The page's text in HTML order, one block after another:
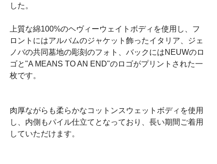
した。
上質な綿100%のヘヴィーウェイトボディを使用し、フ
ロントにはアルバムのジャケット飾ったイタリア、ジェ
ノバの共同墓地の彫刻のフォト、バックにはNEUWのロ
ゴと"A MEANS TO AN END"のロゴがプリントされた一
枚です。
肉厚ながらも柔らかなコットンスウェットボディを使用
し、内側もパイル仕立てとなっており、長い期間ご着用
していただけます。